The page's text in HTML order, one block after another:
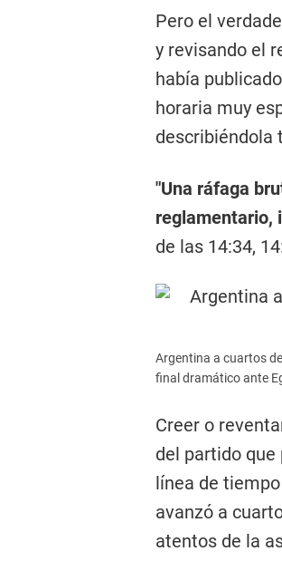
Pero el
y revisando el
había
horaria muy
describiéndola
"Una ráfaga
reglamentario,
de las 14:34,
Argentina a cuartos
final dramático ante
Creer o
del partido
línea de
avanzó a
atentos de la